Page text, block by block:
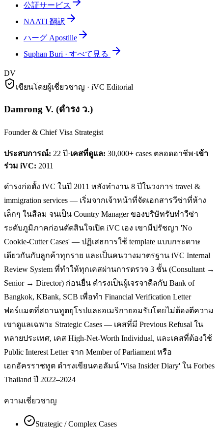
公証サービス
NAATI 翻訳
ハーグ Apostille
Suphan Buri · すべて見る
DV
เขียนโดยผู้เชี่ยวชาญ · iVC Editorial
Damrong V. (ดำรง ว.)
Founder & Chief Visa Strategist
ประสบการณ์: 22 ปี·เคสที่ดูแล: 30,000+ cases ตลอดอาชีพ·เข้า
ร่วม iVC: 2011
ดำรงก่อตั้ง iVC ในปี 2011 หลังทำงาน 8 ปีในวงการ travel &
immigration services — เริ่มจากเจ้าหน้าที่จัดเอกสารวีซ่าที่ห้าง
เล็กๆ ในสีลม จนเป็น Country Manager ของบริษัทรับทำวีซ่า
ระดับภูมิภาคก่อนตัดสินใจเปิด iVC เอง เขามีปรัชญา 'No
Cookie-Cutter Cases' — ปฏิเสธการใช้ template แบบกระดาษ
เดียวกันกับลูกค้าทุกราย และเป็นคนวางมาตรฐาน iVC Internal
Review System ที่ทำให้ทุกเคสผ่านการตรวจ 3 ชั้น (Consultant →
Senior → Director) ก่อนยื่น ดำรงเป็นผู้เจรจาดีลกับ Bank of
Bangkok, KBank, SCB เพื่อทำ Financial Verification Letter
ฟอร์แมตที่สถานทูตยุโรปและอเมริกายอมรับโดยไม่ต้องตีความ
เขาดูแลเฉพาะ Strategic Cases — เคสที่มี Previous Refusal ใน
หลายประเทศ, เคส High-Net-Worth Individual, และเคสที่ต้องใช้
Public Interest Letter จาก Member of Parliament หรือ
เอกอัครราชทูต ดำรงเขียนคอลัมน์ 'Visa Insider Diary' ใน Forbes
Thailand ปี 2022–2024
ความเชี่ยวชาญ
Strategic / Complex Cases